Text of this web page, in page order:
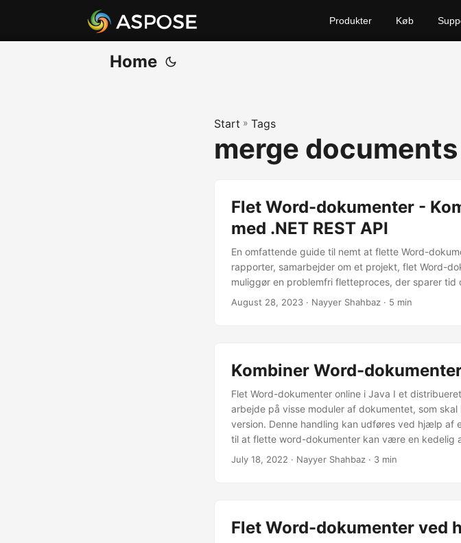
Produkter Køb
Home
Start » Tags
merge documents
Flet Word-dokumenter -
med .NET REST API
En omfattende guide til nemt at flette Word-
rapporter, samarbejder om et projekt, flet Word-
muliggør en problemfri fletteproces, der sparer
August 28, 2023 · Nayyer Shahbaz · 5 min
Kombiner Word-
Flet Word-dokumenter online i Java I et
arbejde på visse moduler af dokumentet, som
version. Denne handling kan udføres ved hjælp af
til at flette word-dokumenter kan være en kedelig
vil vi diskutere detaljerne i, hvordan man
July 18, 2022 · Nayyer Shahbaz · 3 min
Flet Word-dokumenter ved